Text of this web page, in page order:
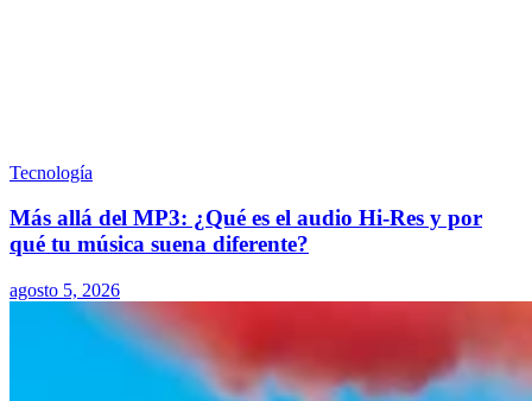
Tecnología
Más allá del MP3: ¿Qué es el audio Hi-Res y por
qué tu música suena diferente?
agosto 5, 2026